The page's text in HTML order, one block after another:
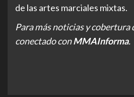
de las artes marciales mixtas.
Para más noticias y cobertura
conectado conMMAInforma.